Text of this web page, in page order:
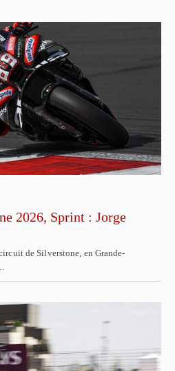
2026, Sprint : Jorge
de Silverstone, en Grande-